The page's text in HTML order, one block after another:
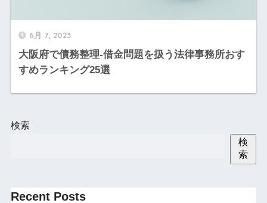
6月 7, 2023
大阪府で債務整理-借金問題を扱う法律事務所おす
すめランキング25選
検索
検
索
Recent Posts